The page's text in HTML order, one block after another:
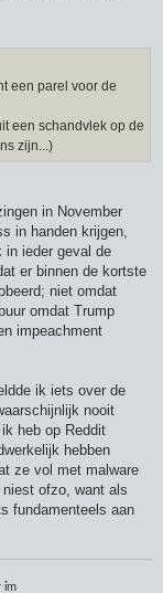
een parel voor de
een schandvlek op de
zijn...)
in November
in handen krijgen,
in ieder geval de
er binnen de kortste
niet omdat
omdat Trump
impeachment
ik iets over de
nooit
heb op Reddit
hebben
ze vol met malware
ofzo, want als
fundamenteels aan
ỉm